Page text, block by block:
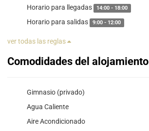
Horario para llegadas 14:00 - 18:00
Horario para salidas 9:00 - 12:00
ver todas las reglas
Comodidades del alojamiento
Gimnasio (privado)
Agua Caliente
Aire Acondicionado